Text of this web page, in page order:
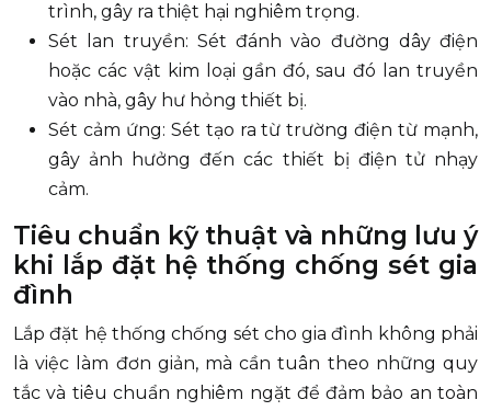
trình, gây ra thiệt hại nghiêm trọng.
Sét lan truyền: Sét đánh vào đường dây điện
hoặc các vật kim loại gần đó, sau đó lan truyền
vào nhà, gây hư hỏng thiết bị.
Sét cảm ứng: Sét tạo ra từ trường điện từ mạnh,
gây ảnh hưởng đến các thiết bị điện tử nhạy
cảm.
Tiêu chuẩn kỹ thuật và những lưu ý
khi lắp đặt hệ thống chống sét gia
đình
Lắp đặt hệ thống chống sét cho gia đình không phải
là việc làm đơn giản, mà cần tuân theo những quy
tắc và tiêu chuẩn nghiêm ngặt để đảm bảo an toàn